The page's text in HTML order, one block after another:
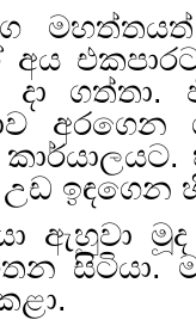
අය
ඉඳගෙන
ඇහුවා
සිටියා.